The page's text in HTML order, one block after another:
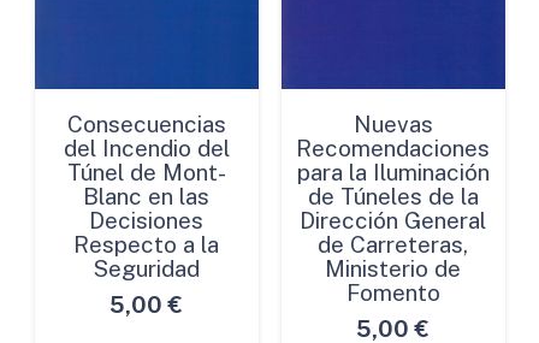
Consecuencias
del Incendio del
Túnel de Mont-
Blanc en las
Decisiones
Respecto a la
Seguridad
5,00 €
Nuevas
Recomendaciones
para la Iluminación
de Túneles de la
Dirección General
de Carreteras,
Ministerio de
Fomento
5,00 €